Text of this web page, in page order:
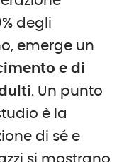
degli
emerge un
e di
. Un punto
è la
di sé e